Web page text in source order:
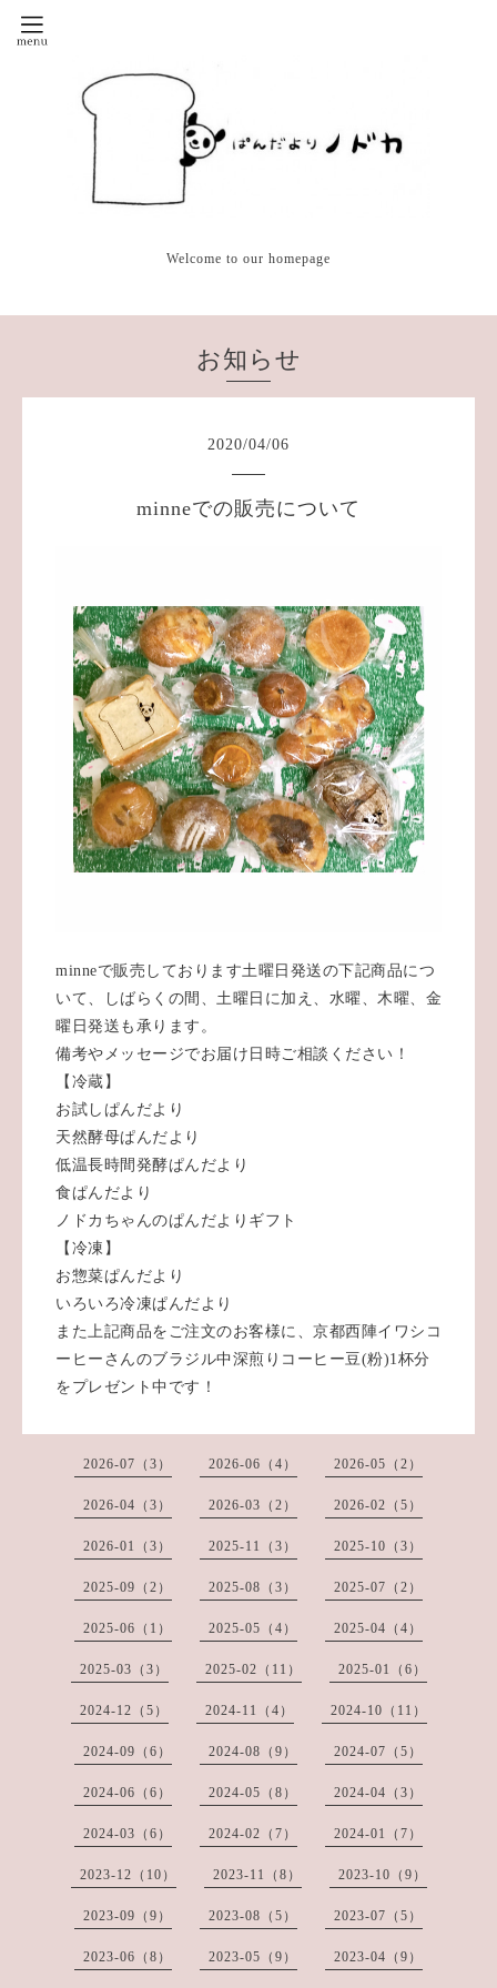
Welcome to our homepage
お知らせ
2020/04/06
minneでの販売について
minneで販売しております土曜日発送の下記商品につ
いて、しばらくの間、土曜日に加え、水曜、木曜、金
曜日発送も承ります。
備考やメッセージでお届け日時ご相談ください！
【冷蔵】
お試しぱんだより
天然酵母ぱんだより
低温長時間発酵ぱんだより
食ぱんだより
ノドカちゃんのぱんだよりギフト
【冷凍】
お惣菜ぱんだより
いろいろ冷凍ぱんだより
また上記商品をご注文のお客様に、京都西陣イワシコ
ーヒーさんのブラジル中深煎りコーヒー豆(粉)1杯分
をプレゼント中です！
2026-07（3） 2026-06（4） 2026-05（2）
2026-04（3） 2026-03（2） 2026-02（5）
2026-01（3） 2025-11（3） 2025-10（3）
2025-09（2） 2025-08（3） 2025-07（2）
2025-06（1） 2025-05（4） 2025-04（4）
2025-03（3） 2025-02（11） 2025-01（6）
2024-12（5） 2024-11（4） 2024-10（11）
2024-09（6） 2024-08（9） 2024-07（5）
2024-06（6） 2024-05（8） 2024-04（3）
2024-03（6） 2024-02（7） 2024-01（7）
2023-12（10） 2023-11（8） 2023-10（9）
2023-09（9） 2023-08（5） 2023-07（5）
2023-06（8） 2023-05（9） 2023-04（9）